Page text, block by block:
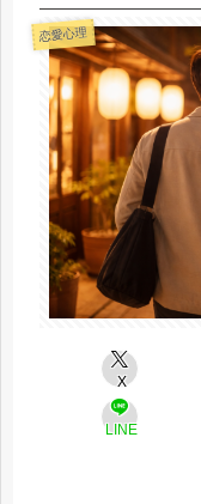
恋愛心理
X
LINE